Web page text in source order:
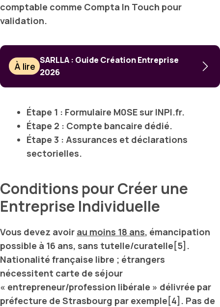
comptable comme Compta In Touch pour
validation.
À lire
SARLLA : Guide Création Entreprise
2026
Étape 1 : Formulaire M0SE sur INPI.fr.
Étape 2 : Compte bancaire dédié.
Étape 3 : Assurances et déclarations
sectorielles.
Conditions pour Créer une
Entreprise Individuelle
Vous devez avoir au moins 18 ans, émancipation
possible à 16 ans, sans tutelle/curatelle[5].
Nationalité française libre ; étrangers
nécessitent carte de séjour
« entrepreneur/profession libérale » délivrée par
préfecture de Strasbourg par exemple[4]. Pas de